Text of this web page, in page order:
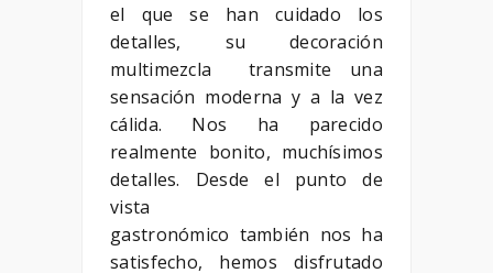
el que se han cuidado los
detalles, su decoración
multimezcla transmite una
sensación moderna y a la vez
cálida. Nos ha parecido
realmente bonito, muchísimos
detalles. Desde el punto de
vista
gastronómico también nos ha
satisfecho, hemos disfrutado